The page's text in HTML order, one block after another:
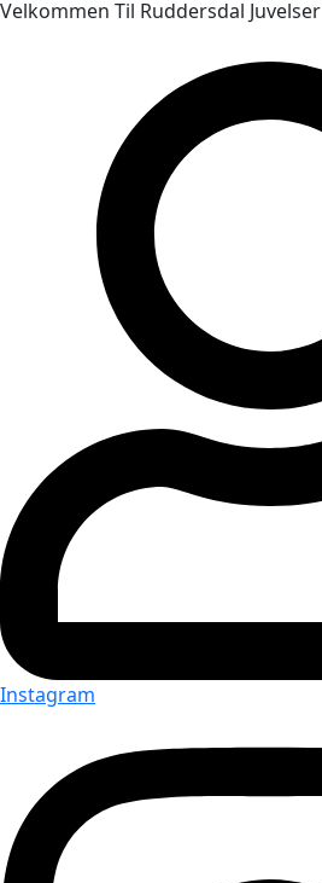
Velkommen Til Ruddersdal Juvelser
Instagram